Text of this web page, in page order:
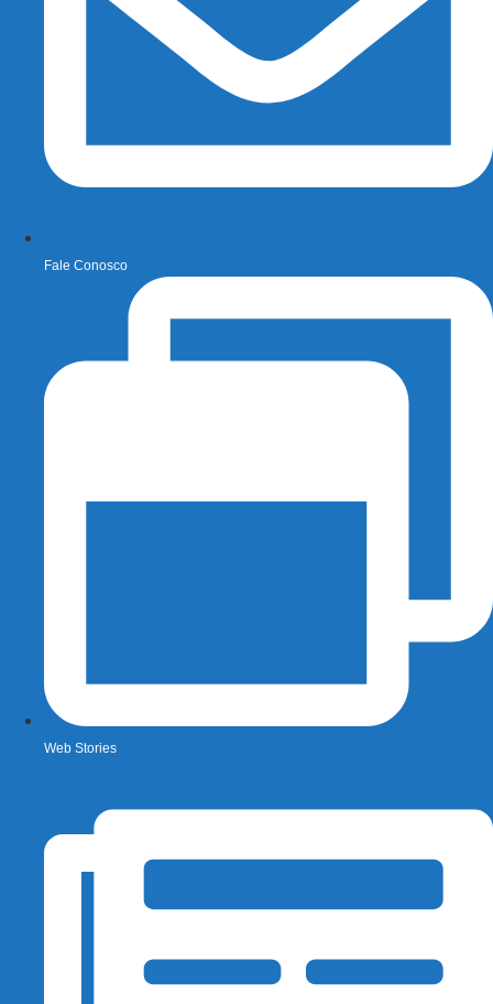
Fale Conosco
Web Stories